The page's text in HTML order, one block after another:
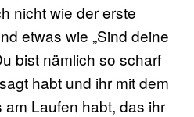
nicht wie der erste
etwas wie „Sind deine
bist nämlich so scharf
habt und ihr mit dem
Laufen habt, das ihr